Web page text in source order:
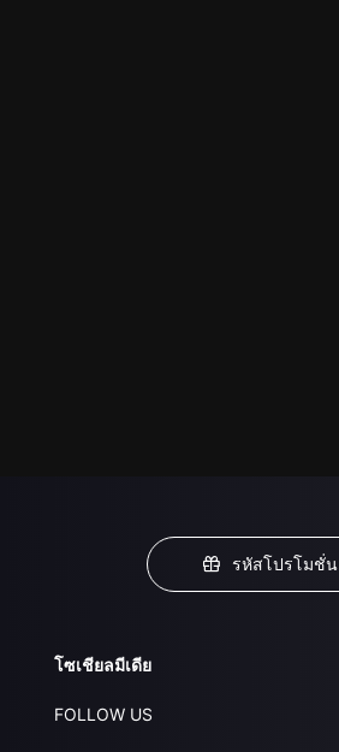
รหัสโปรโมชั่น
โซเชียลมีเดีย
FOLLOW US